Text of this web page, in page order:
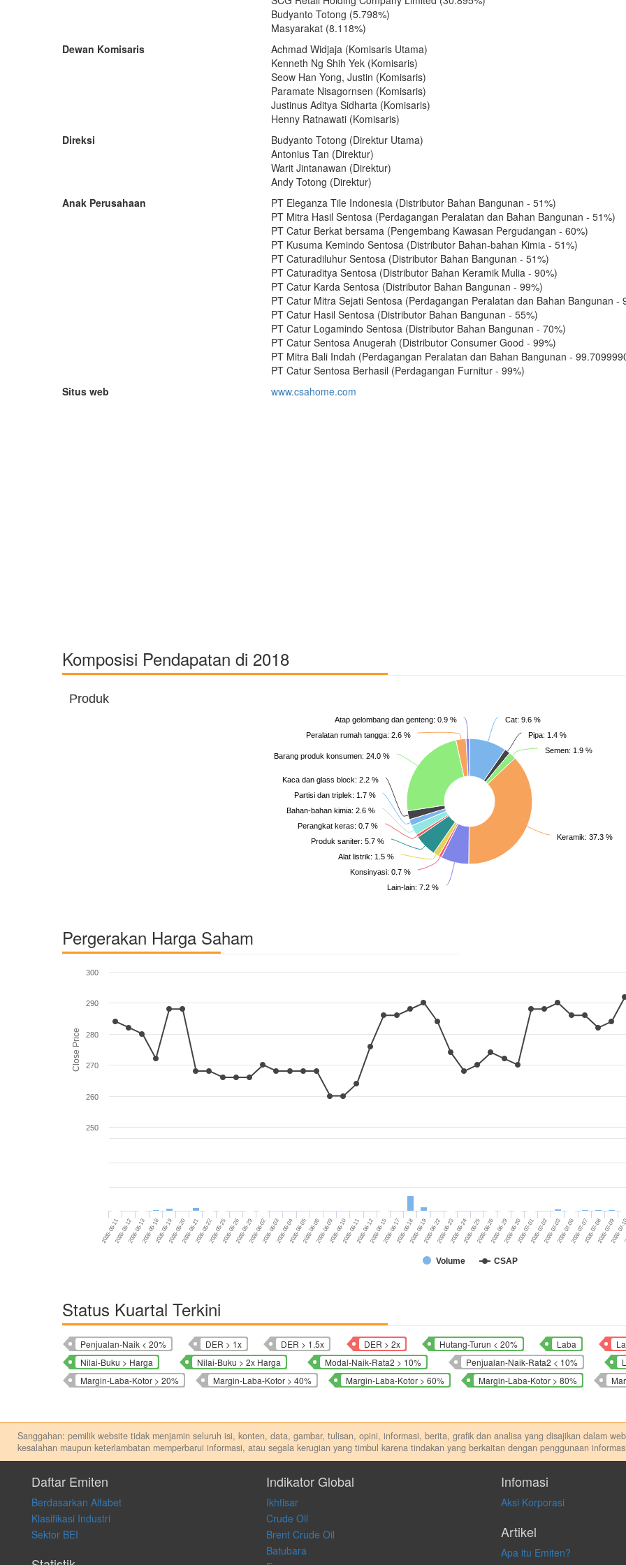
Budyanto Totong (5.798%)
Masyarakat (8.118%)
Dewan Komisaris
Achmad Widjaja (Komisaris Utama)
Kenneth Ng Shih Yek (Komisaris)
Seow Han Yong, Justin (Komisaris)
Paramate Nisagornsen (Komisaris)
Justinus Aditya Sidharta (Komisaris)
Henny Ratnawati (Komisaris)
Direksi
Budyanto Totong (Direktur Utama)
Antonius Tan (Direktur)
Warit Jintanawan (Direktur)
Andy Totong (Direktur)
Anak Perusahaan
PT Eleganza Tile Indonesia (Distributor Bahan Bangunan - 51%)
PT Mitra Hasil Sentosa (Perdagangan Peralatan dan Bahan Bangunan - 51%)
PT Catur Berkat bersama (Pengembang Kawasan Pergudangan - 60%)
PT Kusuma Kemindo Sentosa (Distributor Bahan-bahan Kimia - 51%)
PT Caturadiluhur Sentosa (Distributor Bahan Bangunan - 51%)
PT Caturaditya Sentosa (Distributor Bahan Keramik Mulia - 90%)
PT Catur Karda Sentosa (Distributor Bahan Bangunan - 99%)
PT Catur Mitra Sejati Sentosa (Perdagangan Peralatan dan Bahan Bangunan -
PT Catur Hasil Sentosa (Distributor Bahan Bangunan - 55%)
PT Catur Logamindo Sentosa (Distributor Bahan Bangunan - 70%)
PT Catur Sentosa Anugerah (Distributor Consumer Good - 99%)
PT Mitra Bali Indah (Perdagangan Peralatan dan Bahan Bangunan -
PT Catur Sentosa Berhasil (Perdagangan Furnitur - 99%)
Situs web
www.csahome.com
Komposisi Pendapatan di 2018
Produk
Cat: 9.6 %
Pipa: 1.4 %
Semen: 1.9 %
Keramik: 37.3 %
Lain-lain: 7.2 %
Konsinyasi: 0.7 %
Alat listrik: 1.5 %
Produk saniter: 5.7 %
Perangkat keras: 0.7 %
Bahan-bahan kimia: 2.6 %
Partisi dan triplek: 1.7 %
Kaca dan glass block: 2.2 %
Barang produk konsumen: 24.0 %
Peralatan rumah tangga: 2.6 %
Atap gelombang dan genteng: 0.9 %
Pergerakan Harga Saham
Close Price
Volume CSAP
2026-05-112026-05-122026-05-132026-05-182026-05-192026-05-202026-05-212026-05-222026-05-252026-05-262026-05-292026-06-022026-06-032026-06-042026-06-052026-06-082026-06-092026-06-102026-06-112026-06-122026-06-152026-06-172026-06-182026-06-192026-06-222026-06-232026-06-242026-06-252026-06-262026-06-292026-06-302026-07-012026-07-022026-07-032026-07-062026-07-072026-07-082026-07-092026-
250
260
270
280
290
300
Status Kuartal Terkini
Penjualan-Naik < 20% DER > 1x DER > 1.5x DER > 2x Hutang-Turun < 20% Laba
Nilai-Buku > Harga
Nilai-Buku > 2x Harga Modal-Naik-Rata2 > 10% Penjualan-Naik-Rata2 < 10%
Margin-Laba-Kotor > 20%
Margin-Laba-Kotor > 40% Margin-Laba-Kotor > 60% Margin-Laba-Kotor > 80%
Sanggahan: pemilik website tidak menjamin seluruh isi, konten, data, gambar, tulisan, opini, informasi, berita, grafik dan analisa yang disajikan dalam
kesalahan maupun keterlambatan memperbarui informasi, atau segala kerugian yang timbul karena tindakan yang berkaitan dengan penggunaan
apapun, dan kami tidak bertanggung jawab atas keputusan investasi yang dilakukan dalam kondisi dan situasi apapun juga, yang diakibatkan secara
Daftar Emiten
Berdasarkan Alfabet
Klasifikasi Industri
Sektor BEI
Indikator Global
Ikhtisar
Crude Oil
Brent Crude Oil
Batubara
Infomasi
Aksi Korporasi
Artikel
Apa itu Emiten?